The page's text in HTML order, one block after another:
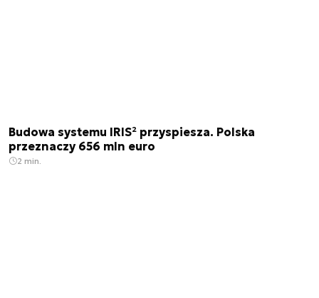
Budowa systemu IRIS² przyspiesza. Polska
przeznaczy 656 mln euro
2 min.